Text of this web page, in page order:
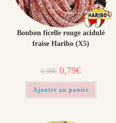
Bonbon ficelle rouge acidulé
fraise Haribo (X5)
0,99€ Le
prix
initial
était :
0,79€Le
prix
actuel
est :
Ajouter au panier